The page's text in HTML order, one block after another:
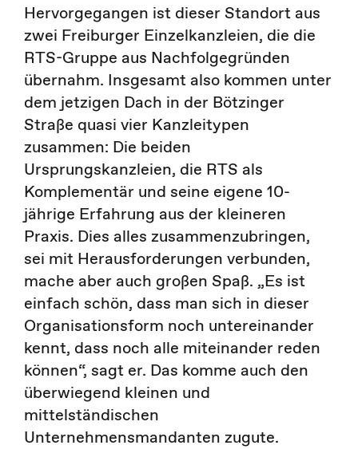
Hervorgegangen ist dieser Standort aus
zwei Freiburger Einzelkanzleien, die die
RTS-Gruppe aus Nachfolgegründen
übernahm. Insgesamt also kommen unter
dem jetzigen Dach in der Bötzinger
Straße quasi vier Kanzleitypen
zusammen: Die beiden
Ursprungskanzleien, die RTS als
Komplementär und seine eigene 10-
jährige Erfahrung aus der kleineren
Praxis. Dies alles zusammenzubringen,
sei mit Herausforderungen verbunden,
mache aber auch großen Spaß. „Es ist
einfach schön, dass man sich in dieser
Organisationsform noch untereinander
kennt, dass noch alle miteinander reden
können“, sagt er. Das komme auch den
überwiegend kleinen und
mittelständischen
Unternehmensmandanten zugute.